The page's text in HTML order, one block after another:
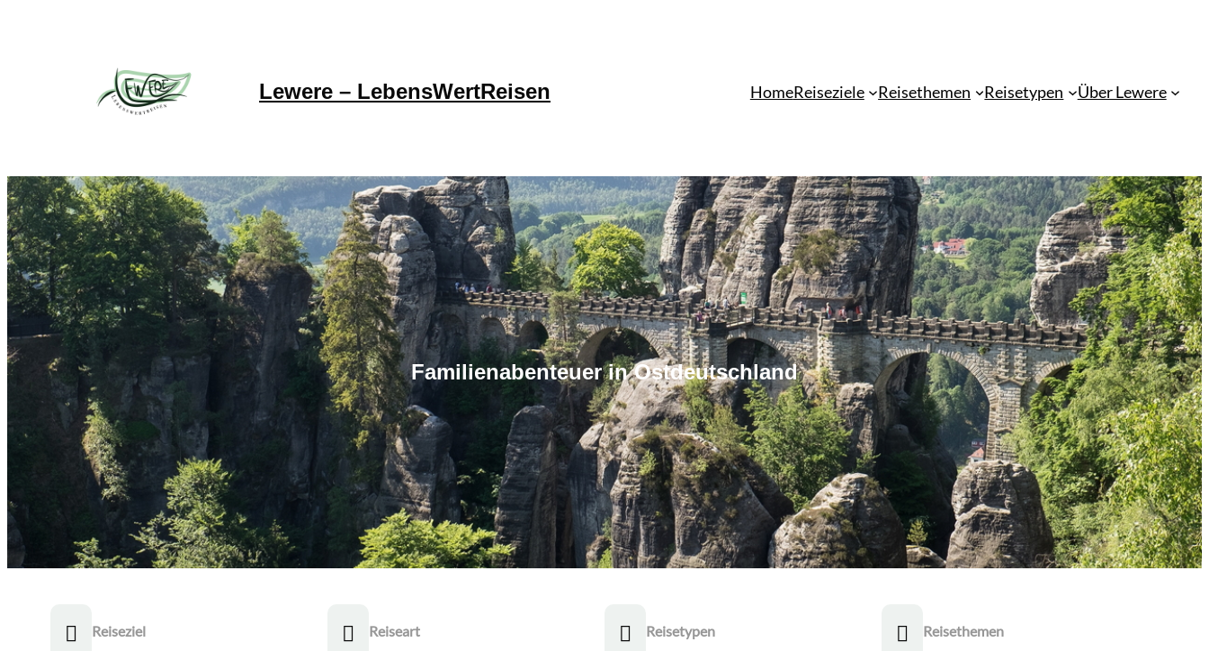
Lewere – LebensWertReisen HomeReiseziele Reisethemen Reisetypen Über Lewere
Familienabenteuer in Ostdeutschland
Reiseziel Reiseart Reisetypen Reisethemen